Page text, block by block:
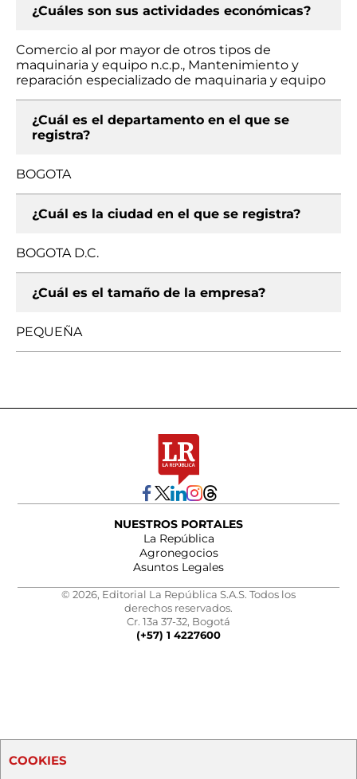
¿Cuáles son sus actividades económicas?
Comercio al por mayor de otros tipos de
maquinaria y equipo n.c.p., Mantenimiento y
reparación especializado de maquinaria y equipo
¿Cuál es el departamento en el que se
registra?
BOGOTA
¿Cuál es la ciudad en el que se registra?
BOGOTA D.C.
¿Cuál es el tamaño de la empresa?
PEQUEÑA
NUESTROS PORTALES
La República
Agronegocios
Asuntos Legales
© 2026, Editorial La República S.A.S. Todos los
derechos reservados.
Cr. 13a 37-32, Bogotá
(+57) 1 4227600
COOKIES